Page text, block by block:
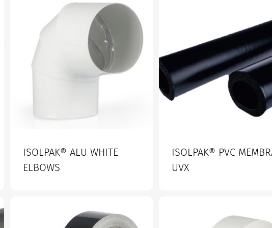
ISOLPAK® ALU WHITE
ELBOWS
ISOLPAK® PVC
UVX